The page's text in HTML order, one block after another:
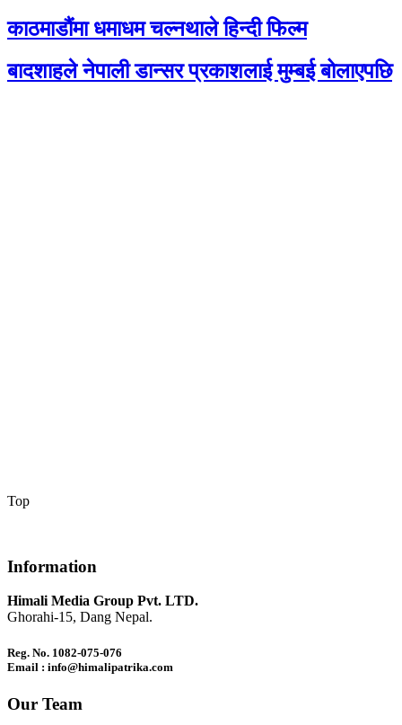
काठमाडौंमा धमाधम चल्नथाले हिन्दी फिल्म
बादशाहले नेपाली डान्सर प्रकाशलाई मुम्बई बोलाएपछि
Top
Information
Himali Media Group Pvt. LTD.
Ghorahi-15, Dang Nepal.
Reg. No. 1082-075-076
Email : info@himalipatrika.com
Our Team